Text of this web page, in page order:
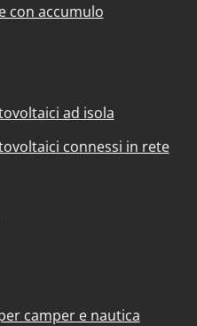
con accumulo
ad isola
connessi in rete
camper e nautica